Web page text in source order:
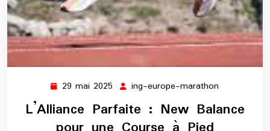
29 mai 2025 29
mai
2025
ing-europe-marathon
marathon
L’Alliance Parfaite : New Balance